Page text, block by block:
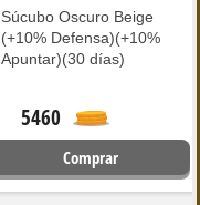
Súcubo Oscuro Beige
(+10% Defensa)(+10%
Apuntar)(30 días)
5460
Comprar